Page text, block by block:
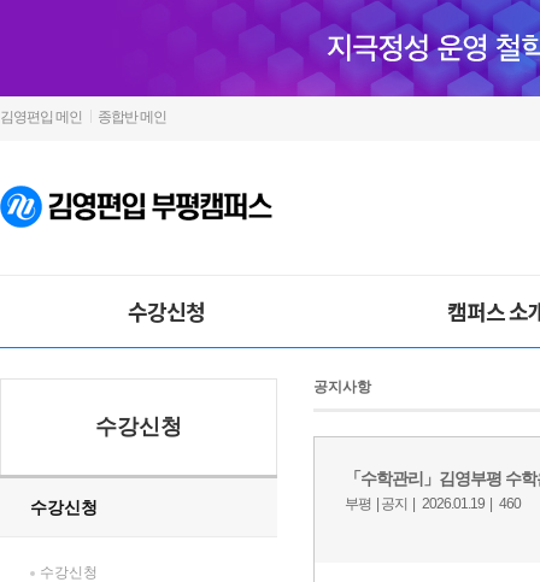
김영편입 메인 종합반 메인
수강신청 캠퍼스 소
수강신청
수강신청
수강신청
공지사항